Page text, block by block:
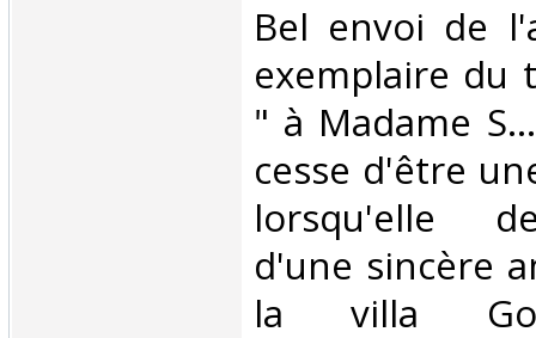
‎Bel envoi de
exemplaire du
" à Madame
cesse d'être
lorsqu'elle
d'une sincère
la villa